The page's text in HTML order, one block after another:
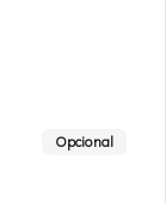
Opcional